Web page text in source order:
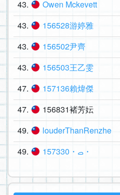
43. Owen Mckevett
43. 156528游婷雅
43. 156502尹齊
43. 156503王乙雯
47. 157136賴煒傑
47. 156831褚芳妘
49. louderThanRenzhe
49. 157330・ࡇ・